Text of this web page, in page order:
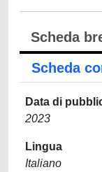
Scheda
Scheda
Data di
2023
Lingua
Italiano